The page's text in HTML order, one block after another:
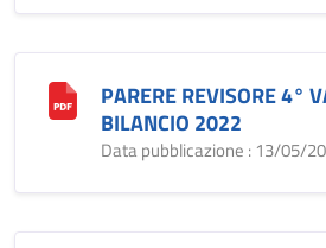
PARERE REVISORE 4°
BILANCIO 2022
Data pubblicazione : 13/05/